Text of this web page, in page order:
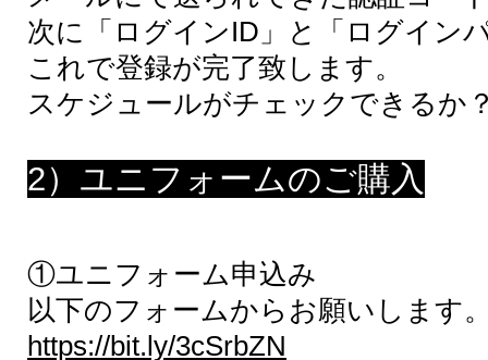
次に 「ログインID」と「ログイン
これで登録が完了致します。
スケジュールがチェックできるか
2）ユニフォームのご購入
①ユニフォーム申込み
以下のフォームからお願いします
https://bit.ly/3cSrbZN